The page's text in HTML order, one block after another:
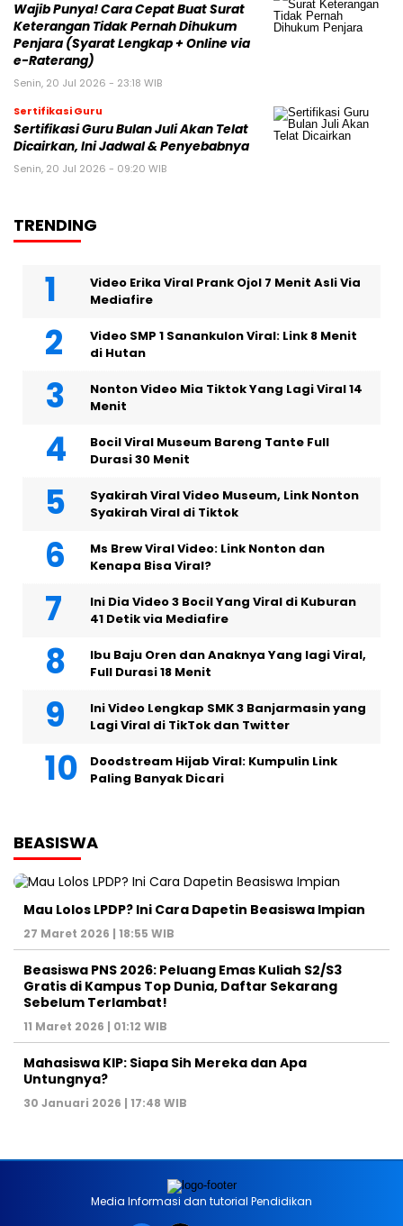
Wajib Punya! Cara Cepat Buat Surat
Keterangan Tidak Pernah Dihukum
Penjara (Syarat Lengkap + Online via
e-Raterang)
Senin, 20 Jul 2026 - 23:18 WIB
Sertifikasi Guru
Sertifikasi Guru Bulan Juli Akan Telat
Dicairkan, Ini Jadwal & Penyebabnya
Senin, 20 Jul 2026 - 09:20 WIB
TRENDING
Video Erika Viral Prank Ojol 7 Menit Asli Via
Mediafire
Video SMP 1 Sanankulon Viral: Link 8 Menit
di Hutan
Nonton Video Mia Tiktok Yang Lagi Viral 14
Menit
Bocil Viral Museum Bareng Tante Full
Durasi 30 Menit
Syakirah Viral Video Museum, Link Nonton
Syakirah Viral di Tiktok
Ms Brew Viral Video: Link Nonton dan
Kenapa Bisa Viral?
Ini Dia Video 3 Bocil Yang Viral di Kuburan
41 Detik via Mediafire
Ibu Baju Oren dan Anaknya Yang lagi Viral,
Full Durasi 18 Menit
Ini Video Lengkap SMK 3 Banjarmasin yang
Lagi Viral di TikTok dan Twitter
Doodstream Hijab Viral: Kumpulin Link
Paling Banyak Dicari
BEASISWA
Mau Lolos LPDP? Ini Cara Dapetin Beasiswa Impian
27 Maret 2026 | 18:55 WIB
Beasiswa PNS 2026: Peluang Emas Kuliah S2/S3
Gratis di Kampus Top Dunia, Daftar Sekarang
Sebelum Terlambat!
11 Maret 2026 | 01:12 WIB
Mahasiswa KIP: Siapa Sih Mereka dan Apa
Untungnya?
30 Januari 2026 | 17:48 WIB
Media Informasi dan tutorial Pendidikan